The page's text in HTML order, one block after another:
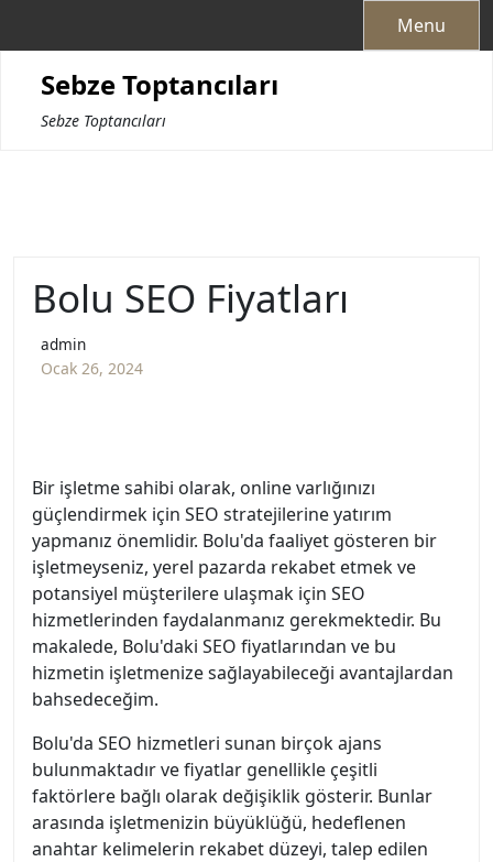
Menu
Sebze Toptancıları
Sebze Toptancıları
Bolu SEO Fiyatları
admin
Ocak 26, 2024
Bir işletme sahibi olarak, online varlığınızı
güçlendirmek için SEO stratejilerine yatırım
yapmanız önemlidir. Bolu'da faaliyet gösteren bir
işletmeyseniz, yerel pazarda rekabet etmek ve
potansiyel müşterilere ulaşmak için SEO
hizmetlerinden faydalanmanız gerekmektedir. Bu
makalede, Bolu'daki SEO fiyatlarından ve bu
hizmetin işletmenize sağlayabileceği avantajlardan
bahsedeceğim.
Bolu'da SEO hizmetleri sunan birçok ajans
bulunmaktadır ve fiyatlar genellikle çeşitli
faktörlere bağlı olarak değişiklik gösterir. Bunlar
arasında işletmenizin büyüklüğü, hedeflenen
anahtar kelimelerin rekabet düzeyi, talep edilen